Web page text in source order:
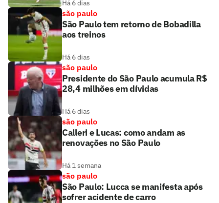
Há 6 dias
são paulo
São Paulo tem retorno de Bobadilla
aos treinos
Há 6 dias
são paulo
Presidente do São Paulo acumula R$
28,4 milhões em dívidas
Há 6 dias
são paulo
Calleri e Lucas: como andam as
renovações no São Paulo
Há 1 semana
são paulo
São Paulo: Lucca se manifesta após
sofrer acidente de carro